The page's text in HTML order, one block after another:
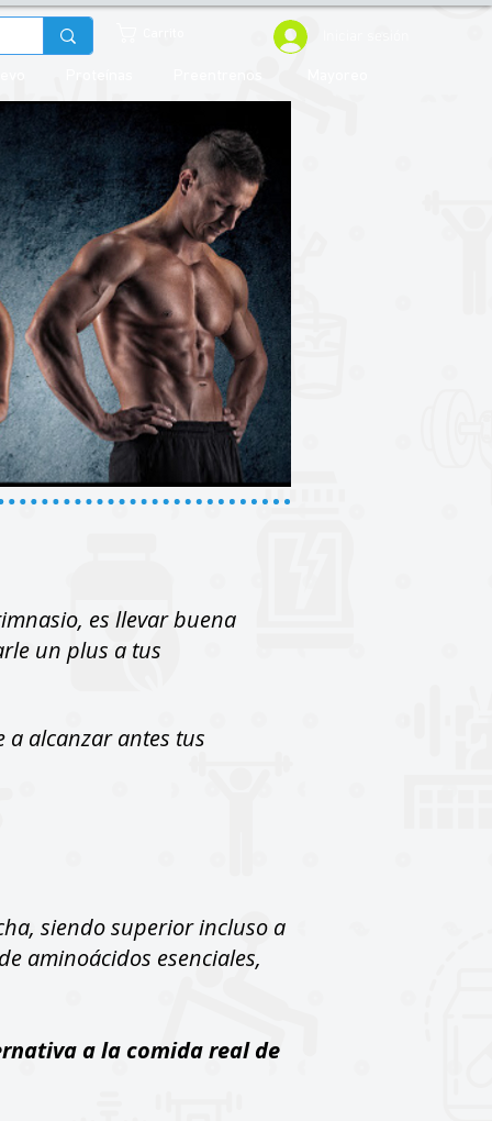
es llevar buena
un plus a tus
a alcanzar antes tus
siendo superior incluso a
aminoácidos esenciales,
a la comida real de